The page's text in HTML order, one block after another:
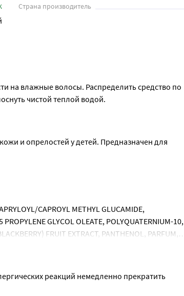
Страна производитель
на влажные волосы. Распределить средство по
чистой теплой водой.
и опрелостей у детей. Предназначен для
CAPROYL METHYL GLUCAMIDE,
GLYCOL OLEATE, POLYQUATERNIUM-10,
FRUIT EXTRACT, PANTHENOL, PARFUM,
реакций немедленно прекратить